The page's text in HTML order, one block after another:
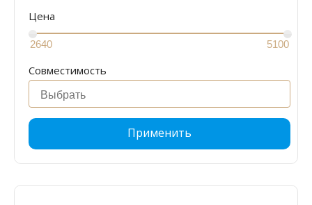
Цена
Совместимость
Применить